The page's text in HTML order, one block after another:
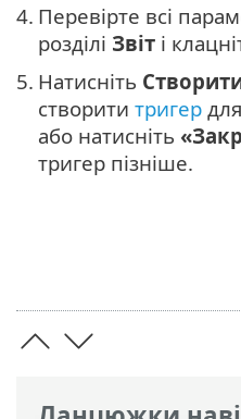
4. Перевірте всі
розділі Звіт і
5. Натисніть
створити тригер
або натисніть
тригер пізніше.